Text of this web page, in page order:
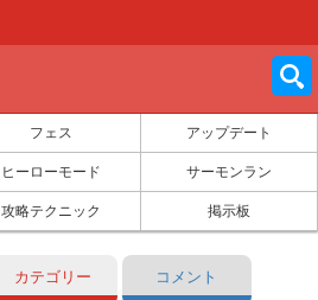
フェス アップデート
ヒーローモード サーモンラン
攻略テクニック 掲示板
カテゴリー コメント